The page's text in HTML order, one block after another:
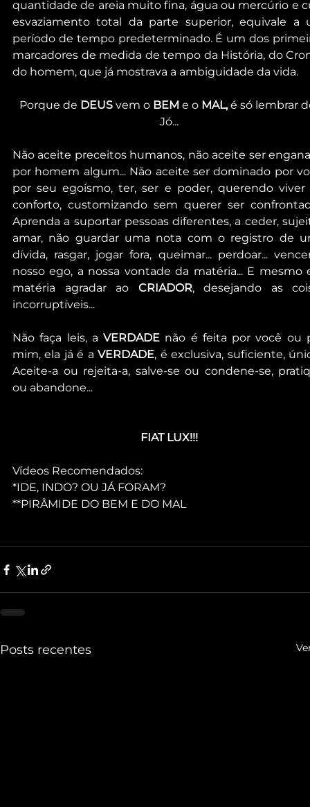
quantidade de areia muito fina, água ou mercúrio e
esvaziamento total da parte superior, equivale a
período de tempo predeterminado. É um dos
marcadores de medida de tempo da História, do
do homem, que já mostrava a ambiguidade da vida.
Porque de DEUS vem o BEM e o MAL, é só lembrar
Jó...
Não aceite preceitos humanos, não aceite ser
por homem algum... Não aceite ser dominado por
por seu egoísmo, ter, ser e poder, querendo viver
conforto, customizando sem querer ser
Aprenda a suportar pessoas diferentes, a ceder,
amar, não guardar uma nota com o registro de
dívida, rasgar, jogar fora, queimar... perdoar...
nosso ego, a nossa vontade da matéria... E mesmo
matéria agradar ao CRIADOR, desejando as
incorruptíveis...
Não faça leis, a VERDADE não é feita por você ou
mim, ela já é a VERDADE, é exclusiva, suficiente,
Aceite-a ou rejeita-a, salve-se ou condene-se,
ou abandone...
FIAT LUX!!!
Vídeos Recomendados:
*IDE, INDO? OU JÁ FORAM?
**PIRÂMIDE DO BEM E DO MAL
Posts recentes